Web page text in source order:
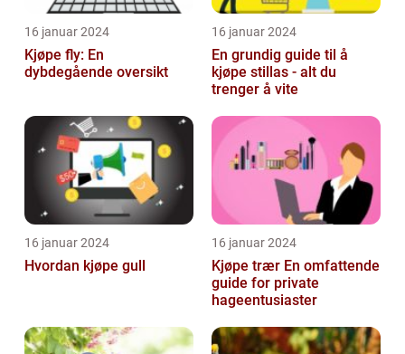
16 januar 2024
Kjøpe fly: En
dybdegående oversikt
16 januar 2024
En grundig guide til å
kjøpe stillas - alt du
trenger å vite
16 januar 2024
Hvordan kjøpe gull
16 januar 2024
Kjøpe trær En omfattende
guide for private
hageentusiaster